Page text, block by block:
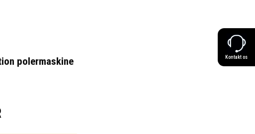
polermaskine Kontakt os